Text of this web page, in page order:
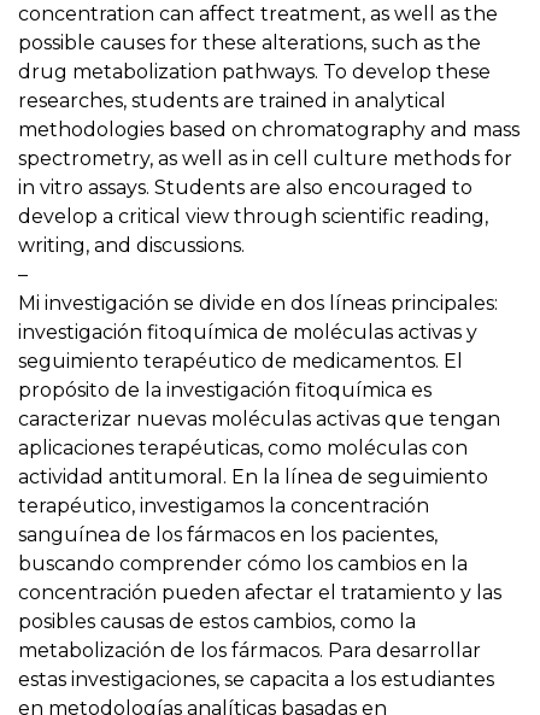
concentration can affect treatment, as well as the
possible causes for these alterations, such as the
drug metabolization pathways. To develop these
researches, students are trained in analytical
methodologies based on chromatography and mass
spectrometry, as well as in cell culture methods for
in vitro assays. Students are also encouraged to
develop a critical view through scientific reading,
writing, and discussions.
–
Mi investigación se divide en dos líneas principales:
investigación fitoquímica de moléculas activas y
seguimiento terapéutico de medicamentos. El
propósito de la investigación fitoquímica es
caracterizar nuevas moléculas activas que tengan
aplicaciones terapéuticas, como moléculas con
actividad antitumoral. En la línea de seguimiento
terapéutico, investigamos la concentración
sanguínea de los fármacos en los pacientes,
buscando comprender cómo los cambios en la
concentración pueden afectar el tratamiento y las
posibles causas de estos cambios, como la
metabolización de los fármacos. Para desarrollar
estas investigaciones, se capacita a los estudiantes
en metodologías analíticas basadas en